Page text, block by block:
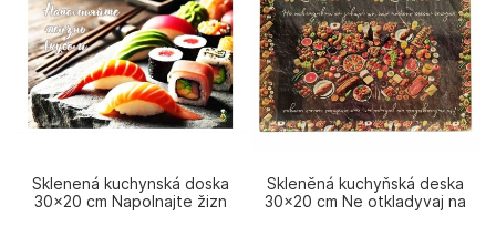
Sklenená kuchynská doska
30×20 cm Napolnajte žizn
Skleněná kuchyňská deska
30×20 cm Ne otkladyvaj na